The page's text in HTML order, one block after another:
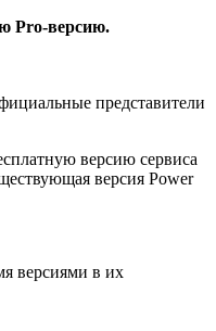
Pro-версию.
представители
версию сервиса
версия Power
версиями в их